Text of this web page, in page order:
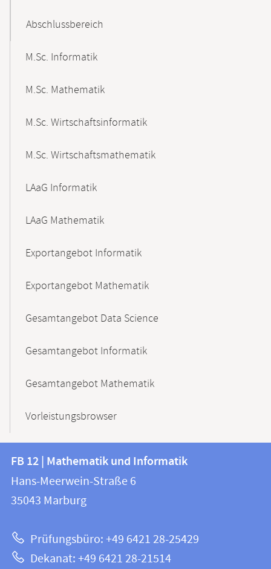
Abschlussbereich
M.Sc. Informatik
M.Sc. Mathematik
M.Sc. Wirtschaftsinformatik
M.Sc. Wirtschaftsmathematik
LAaG Informatik
LAaG Mathematik
Exportangebot Informatik
Exportangebot Mathematik
Gesamtangebot Data Science
Gesamtangebot Informatik
Gesamtangebot Mathematik
Vorleistungsbrowser
Kontakt
und
Informationen
Website
FB
12
|
und
Informatik
FB 12 | Mathematik und Informatik
Hans-Meerwein-Straße 6
35043 Marburg
Prüfungsbüro: +49 6421 28-25429
Dekanat: +49 6421 28-21514